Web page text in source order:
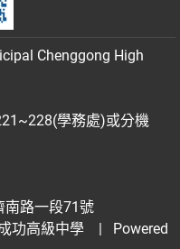
Chenggong High
學務處)或分機
南路一段71號
功高級中學
| Powered